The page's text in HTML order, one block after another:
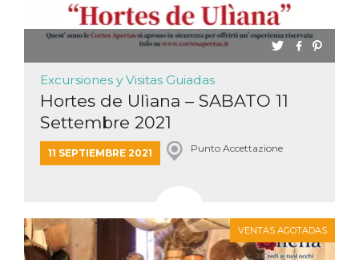
Excursiones y Visitas Guiadas
Hortes de Ulìana – SABATO 11
Settembre 2021
11 SEPTIEMBRE 2021 Punto Accettazione
VENTAS AGOTADAS